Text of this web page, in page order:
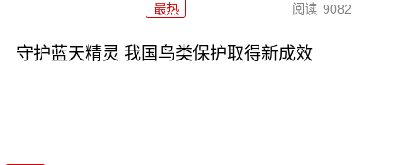
最热 阅读 9082
守护蓝天精灵 我国鸟类保护取得新成效